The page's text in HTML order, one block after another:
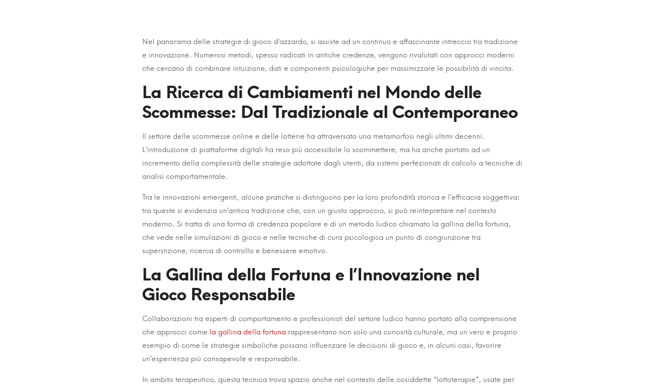
Strategie
di
Gioco
e
L’Innovativa
Lottoterapia:
Analisi
di
un
Metodo
Tradizionale
22
in
Nel panorama delle strategie di gioco d’azzardo, si assiste ad un continuo e affascinante intreccio tra tradizione
e innovazione. Numerosi metodi, spesso radicati in antiche credenze, vengono rivalutati con approcci moderni
che cercano di combinare intuizione, dati e componenti psicologiche per massimizzare le possibilità di vincita.
La Ricerca di Cambiamenti nel Mondo delle
Scommesse: Dal Tradizionale al Contemporaneo
Il settore delle scommesse online e delle lotterie ha attraversato una metamorfosi negli ultimi decenni.
L’introduzione di piattaforme digitali ha reso più accessibile lo scommettere, ma ha anche portato ad un
incremento della complessità delle strategie adottate dagli utenti, da sistemi perfezionati di calcolo a tecniche di
analisi comportamentale.
Tra le innovazioni emergenti, alcune pratiche si distinguono per la loro profondità storica e l’efficacia soggettiva:
tra queste si evidenzia un’antica tradizione che, con un giusto approccio, si può reintepretare nel contesto
moderno. Si tratta di una forma di credenza popolare e di un metodo ludico chiamato la gallina della fortuna,
che vede nelle simulazioni di gioco e nelle tecniche di cura psicologica un punto di congiunzione tra
superstizione, ricerca di controllo e benessere emotivo.
La Gallina della Fortuna e l’Innovazione nel
Gioco Responsabile
Collaborazioni tra esperti di comportamento e professionisti del settore ludico hanno portato alla comprensione
che approcci come la gallina della fortuna rappresentano non solo una curiosità culturale, ma un vero e proprio
esempio di come le strategie simboliche possano influenzare le decisioni di gioco e, in alcuni casi, favorire
un’esperienza più consapevole e responsabile.
In ambito terapeutico, questa tecnica trova spazio anche nel contesto delle cosiddette “lottoterapie”, usate per